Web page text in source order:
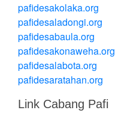
pafidesakolaka.org
pafidesaladongi.org
pafidesabaula.org
pafidesakonaweha.org
pafidesalabota.org
pafidesaratahan.org
Link Cabang Pafi